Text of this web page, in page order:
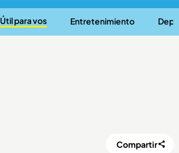
Útil para vos Entretenimiento
Compartir